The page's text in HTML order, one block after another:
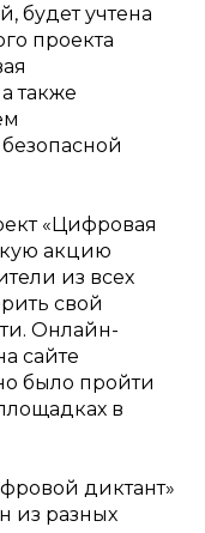
будет учтена
проекта
также
«Цифровая
акцию
из всех
свой
Онлайн-
сайте
было пройти
в
диктант»
из разных